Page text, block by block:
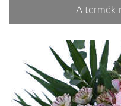
A termék